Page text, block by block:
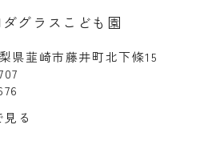
グラスこども園
県韮崎市藤井町北下條15
る